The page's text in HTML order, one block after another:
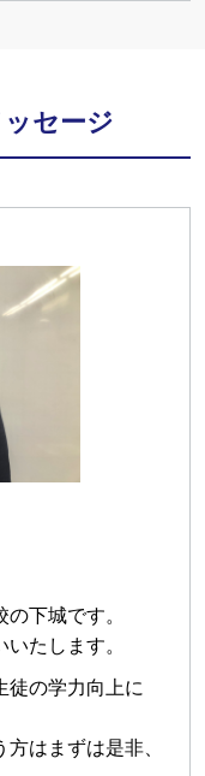
セージ
下城です。
たします。
徒の学力向上に
はまずは是非、